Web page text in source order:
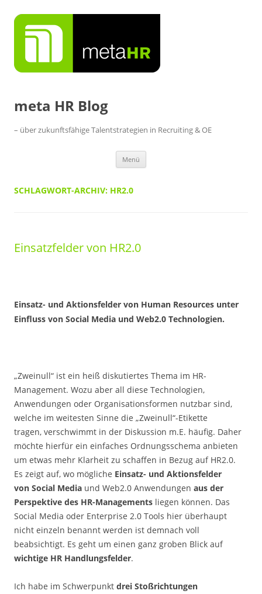
Inhalt
springen
meta HR Blog
– über zukunftsfähige Talentstrategien in Recruiting & OE
Menü
SCHLAGWORT-ARCHIV: HR2.0
Einsatzfelder von HR2.0
Einsatz- und Aktionsfelder von Human Resources unter
Einfluss von Social Media und Web2.0 Technologien.
„Zweinull“ ist ein heiß diskutiertes Thema im HR-
Management. Wozu aber all diese Technologien,
Anwendungen oder Organisationsformen nutzbar sind,
welche im weitesten Sinne die „Zweinull“-Etikette
tragen, verschwimmt in der Diskussion m.E. häufig. Daher
möchte hierfür ein einfaches Ordnungsschema anbieten
um etwas mehr Klarheit zu schaffen in Bezug auf HR2.0.
Es zeigt auf, wo mögliche Einsatz- und Aktionsfelder
von Social Media und Web2.0 Anwendungen aus der
Perspektive des HR-Managements liegen können. Das
Social Media oder Enterprise 2.0 Tools hier überhaupt
nicht einzeln benannt werden ist demnach voll
beabsichtigt. Es geht um einen ganz groben Blick auf
wichtige HR Handlungsfelder.
Ich habe im Schwerpunkt drei Stoßrichtungen